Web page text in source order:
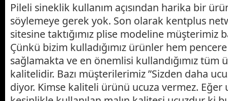
Pileli sineklik kullanım açısından harika bir
söylemeye gerek yok. Son olarak kentplus
sitesine taktığımız plise modeline müşterimiz
Çünkü bizim kulladığımız ürünler hem
sağlamakta ve en önemlisi kullandığımız tüm
kalitelidir. Bazı müşterilerimiz ”Sizden daha
diyor. Kimse kaliteli ürünü ucuza vermez. Eğer